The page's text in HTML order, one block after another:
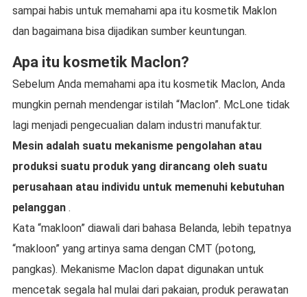
sampai habis untuk memahami apa itu kosmetik Maklon
dan bagaimana bisa dijadikan sumber keuntungan.
Apa itu kosmetik Maclon?
Sebelum Anda memahami apa itu kosmetik Maclon, Anda
mungkin pernah mendengar istilah “Maclon”. McLone tidak
lagi menjadi pengecualian dalam industri manufaktur.
Mesin adalah suatu mekanisme pengolahan atau
produksi suatu produk yang dirancang oleh suatu
perusahaan atau individu untuk memenuhi kebutuhan
pelanggan.
Kata “makloon” diawali dari bahasa Belanda, lebih tepatnya
“makloon” yang artinya sama dengan CMT (potong,
pangkas). Mekanisme Maclon dapat digunakan untuk
mencetak segala hal mulai dari pakaian, produk perawatan